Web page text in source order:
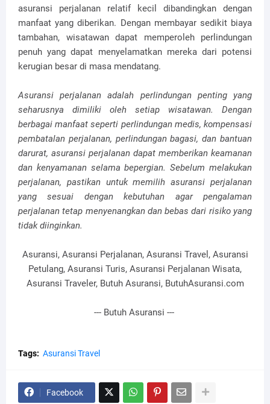
asuransi perjalanan relatif kecil dibandingkan dengan
manfaat yang diberikan. Dengan membayar sedikit biaya
tambahan, wisatawan dapat memperoleh perlindungan
penuh yang dapat menyelamatkan mereka dari potensi
kerugian besar di masa mendatang.
Asuransi perjalanan adalah perlindungan penting yang
seharusnya dimiliki oleh setiap wisatawan. Dengan
berbagai manfaat seperti perlindungan medis, kompensasi
pembatalan perjalanan, perlindungan bagasi, dan bantuan
darurat, asuransi perjalanan dapat memberikan keamanan
dan kenyamanan selama bepergian. Sebelum melakukan
perjalanan, pastikan untuk memilih asuransi perjalanan
yang sesuai dengan kebutuhan agar pengalaman
perjalanan tetap menyenangkan dan bebas dari risiko yang
tidak diinginkan.
Asuransi, Asuransi Perjalanan, Asuransi Travel, Asuransi
Petulang, Asuransi Turis, Asuransi Perjalanan Wisata,
Asuransi Traveler, Butuh Asuransi, ButuhAsuransi.com
--- Butuh Asuransi ---
Tags: Asuransi Travel
Facebook